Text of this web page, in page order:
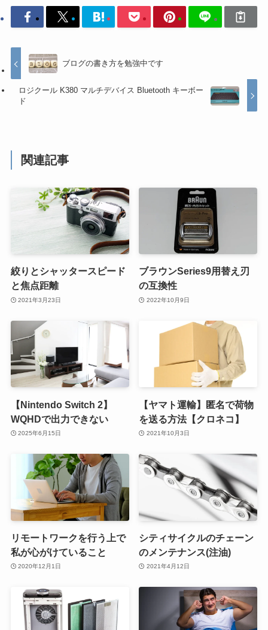
ブログの書き方を勉強中です
ロジクール K380 マルチデバイス Bluetooth キーボー
ド
関連記事
絞りとシャッタースピード
と焦点距離
2021年3月23日
ブラウンSeries9用替え刃
の互換性
2022年10月9日
【Nintendo Switch 2】
WQHDで出力できない
2025年6月15日
【ヤマト運輸】匿名で荷物
を送る方法【クロネコ】
2021年10月3日
リモートワークを行う上で
私が心がけていること
2020年12月1日
シティサイクルのチェーン
のメンテナンス(注油)
2021年4月12日